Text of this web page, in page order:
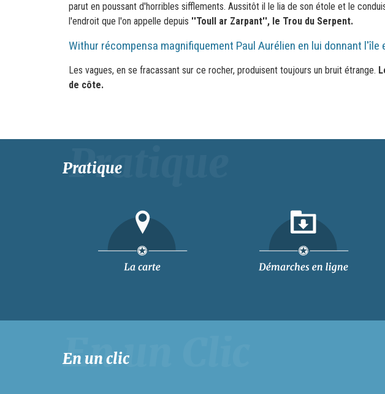
parut en poussant d'horribles sifflements. Aussitôt il le lia de son étole et le
l'endroit que l'on appelle depuis ''Toull ar Zarpant'', le Trou du Serpent.
Withur récompensa magnifiquement Paul Aurélien en lui donnant l'île
Les vagues, en se fracassant sur ce rocher, produisent toujours un bruit étrange.
de côte.
Pratique
En un clic